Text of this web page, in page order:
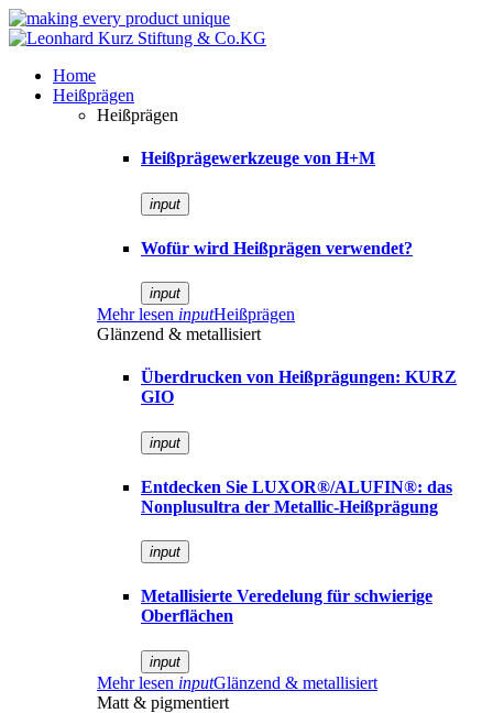
Home
Heißprägen
Heißprägen
Heißprägewerkzeuge von H+M
input
Wofür wird Heißprägen verwendet?
input
Mehr lesen inputHeißprägen
Glänzend & metallisiert
Überdrucken von Heißprägungen: KURZ
GIO
input
Entdecken Sie LUXOR®/ALUFIN®: das
Nonplusultra der Metallic-Heißprägung
input
Metallisierte Veredelung für schwierige
Oberflächen
input
Mehr lesen inputGlänzend & metallisiert
Matt & pigmentiert